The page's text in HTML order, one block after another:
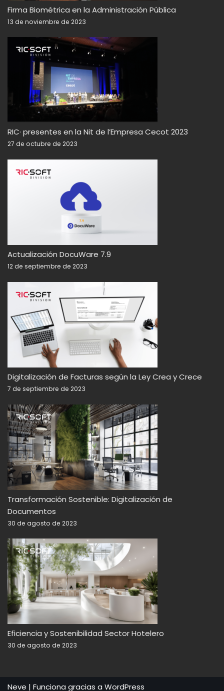
Firma Biométrica en la Administración Pública
13 de noviembre de 2023
RIC· presentes en la Nit de l’Empresa Cecot 2023
27 de octubre de 2023
Actualización DocuWare 7.9
12 de septiembre de 2023
Digitalización de Facturas según la Ley Crea y Crece
7 de septiembre de 2023
Transformación Sostenible: Digitalización de
Documentos
30 de agosto de 2023
Eficiencia y Sostenibilidad Sector Hotelero
30 de agosto de 2023
Neve | Funciona gracias a WordPress